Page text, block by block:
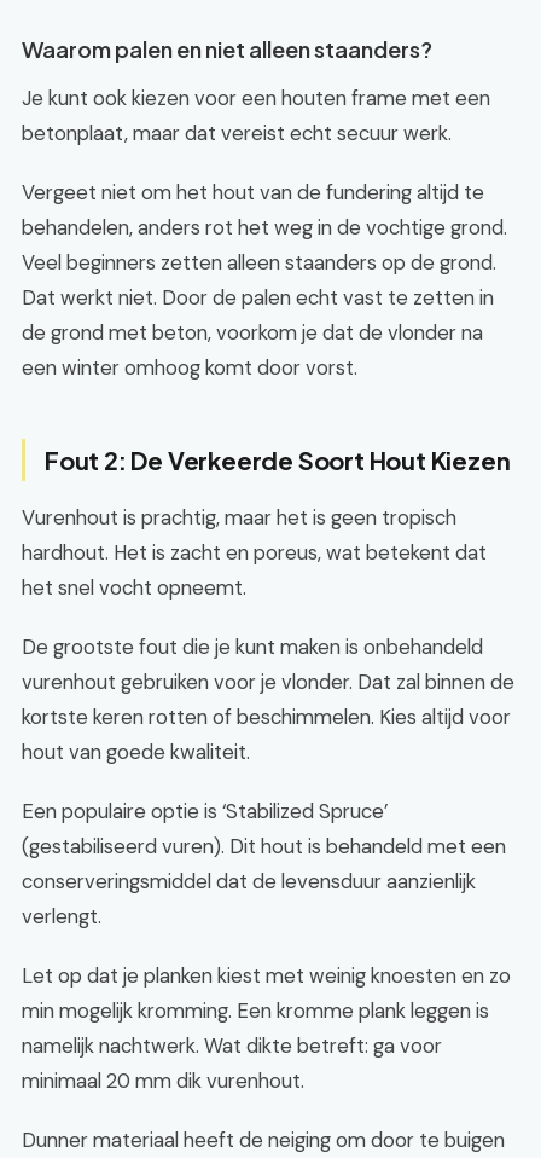
Waarom palen en niet alleen staanders?
Je kunt ook kiezen voor een houten frame met een
betonplaat, maar dat vereist echt secuur werk.
Vergeet niet om het hout van de fundering altijd te
behandelen, anders rot het weg in de vochtige grond.
Veel beginners zetten alleen staanders op de grond.
Dat werkt niet. Door de palen echt vast te zetten in
de grond met beton, voorkom je dat de vlonder na
een winter omhoog komt door vorst.
Fout 2: De Verkeerde Soort Hout Kiezen
Vurenhout is prachtig, maar het is geen tropisch
hardhout. Het is zacht en poreus, wat betekent dat
het snel vocht opneemt.
De grootste fout die je kunt maken is onbehandeld
vurenhout gebruiken voor je vlonder. Dat zal binnen de
kortste keren rotten of beschimmelen. Kies altijd voor
hout van goede kwaliteit.
Een populaire optie is ‘Stabilized Spruce’
(gestabiliseerd vuren). Dit hout is behandeld met een
conserveringsmiddel dat de levensduur aanzienlijk
verlengt.
Let op dat je planken kiest met weinig knoesten en zo
min mogelijk kromming. Een kromme plank leggen is
namelijk nachtwerk. Wat dikte betreft: ga voor
minimaal 20 mm dik vurenhout.
Dunner materiaal heeft de neiging om door te buigen